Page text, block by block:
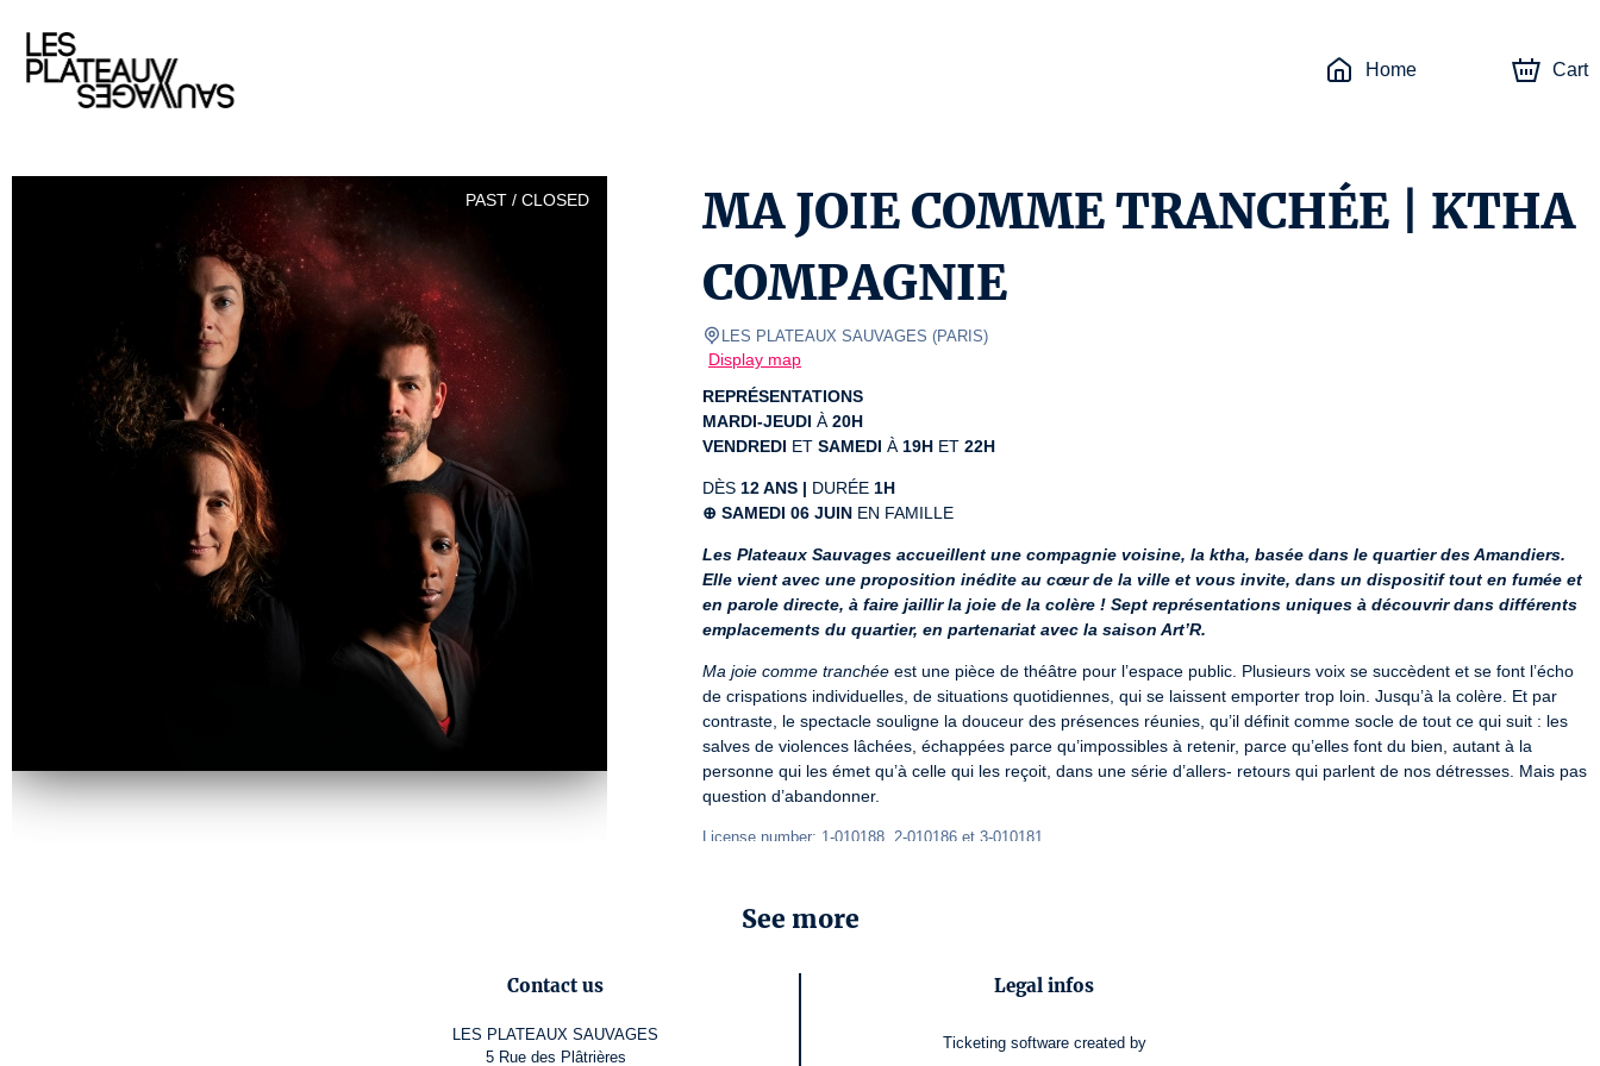
Home Cart
PAST / CLOSED
MA JOIE COMME TRANCHÉE | KTHA
COMPAGNIE
LES PLATEAUX SAUVAGES (PARIS)
Display map
REPRÉSENTATIONS
MARDI-JEUDI À 20H
VENDREDI ET SAMEDI À 19H ET 22H
DÈS 12 ANS | DURÉE 1H
⊕ SAMEDI 06 JUIN EN FAMILLE
Les Plateaux Sauvages accueillent une compagnie voisine, la ktha, basée dans le quartier des Amandiers.
Elle vient avec une proposition inédite au cœur de la ville et vous invite, dans un dispositif tout en fumée et
en parole directe, à faire jaillir la joie de la colère ! Sept représentations uniques à découvrir dans différents
emplacements du quartier, en partenariat avec la saison Art’R.
Ma joie comme tranchée est une pièce de théâtre pour l’espace public. Plusieurs voix se succèdent et se font l’écho
de crispations individuelles, de situations quotidiennes, qui se laissent emporter trop loin. Jusqu’à la colère. Et par
contraste, le spectacle souligne la douceur des présences réunies, qu’il définit comme socle de tout ce qui suit : les
salves de violences lâchées, échappées parce qu’impossibles à retenir, parce qu’elles font du bien, autant à la
personne qui les émet qu’à celle qui les reçoit, dans une série d’allers- retours qui parlent de nos détresses. Mais pas
question d’abandonner.
License number: 1-010188, 2-010186 et 3-010181
See more
Contact us
LES PLATEAUX SAUVAGES
5 Rue des Plâtrières
Legal infos
Ticketing software created by